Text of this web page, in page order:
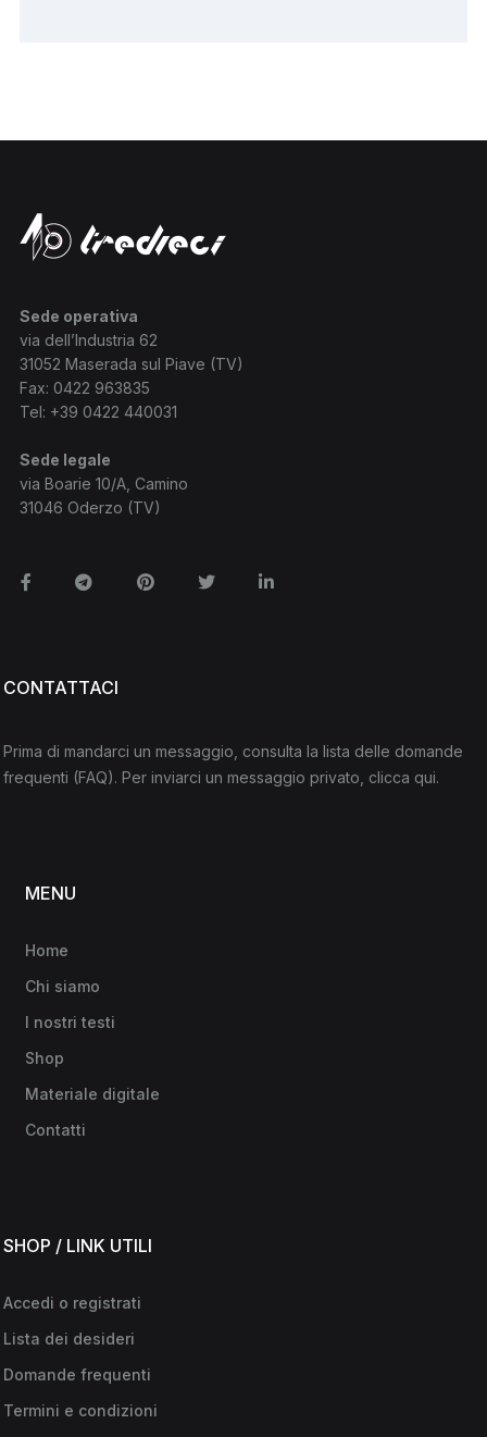
Sede operativa
via dell’Industria 62
31052 Maserada sul Piave (TV)
Fax: 0422 963835
Tel: +39 0422 440031
Sede legale
via Boarie 10/A, Camino
31046 Oderzo (TV)
FacebookTelegramPinterestTwitterLinkedin
CONTATTACI
Prima di mandarci un messaggio, consulta la lista delle domande
frequenti (FAQ). Per inviarci un messaggio privato, clicca qui.
MENU
Home
Chi siamo
I nostri testi
Shop
Materiale digitale
Contatti
SHOP / LINK UTILI
Accedi o registrati
Lista dei desideri
Domande frequenti
Termini e condizioni